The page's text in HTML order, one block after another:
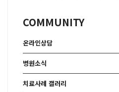
COMMUNITY
온라인상담
병원소식
치료사례 갤러리